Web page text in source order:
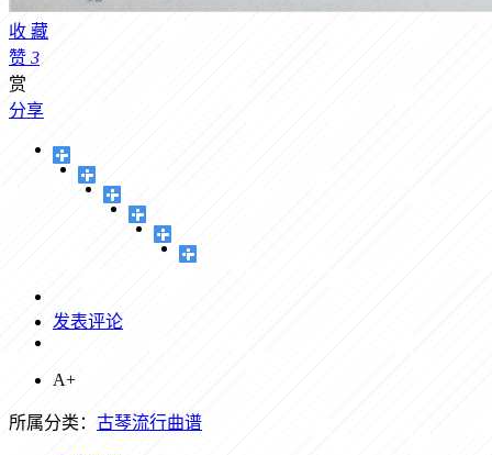
收 藏
赞 3
赏
分享
发表评论
A+
所属分类： 古琴流行曲谱